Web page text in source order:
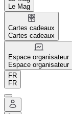
Le Mag
Cartes cadeaux
Cartes cadeaux
Espace organisateur
Espace organisateur
FR
FR